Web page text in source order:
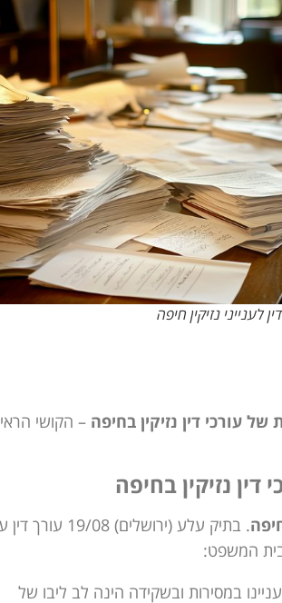
לענייני נזיקין חיפה
עורכי דין נזיקין בחיפה – הקושי
נזיקין בחיפה
. בתיק עלע (ירושלים) 19/08
במסירות ובשקידה הינה לב ליבו של